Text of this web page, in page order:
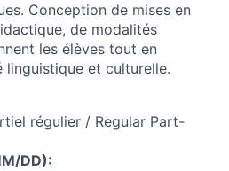
Conception de mises en
de modalités
les élèves tout en
et culturelle.
régulier / Regular Part-
DD):